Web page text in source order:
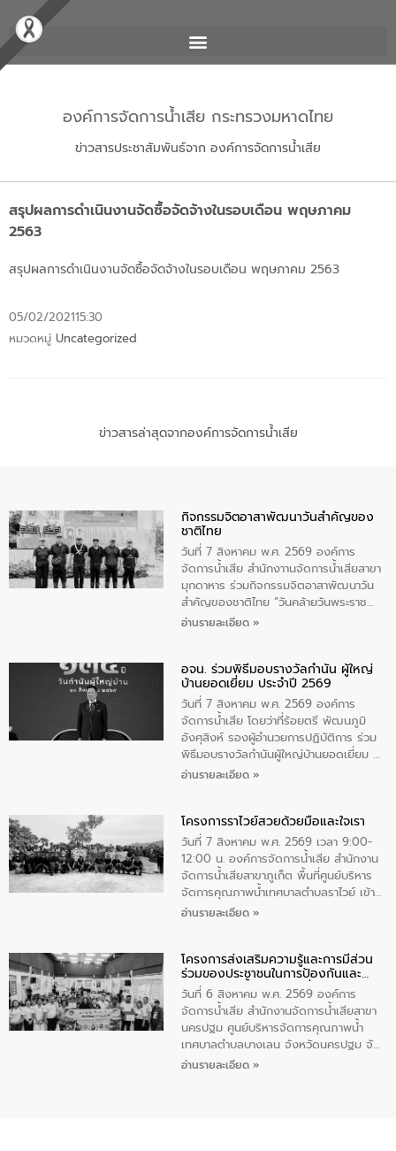
องค์การจัดการน้ำเสีย กระทรวงมหาดไทย
ข่าวสารประชาสัมพันธ์จาก องค์การจัดการน้ำเสีย
สรุปผลการดำเนินงานจัดซื้อจัดจ้างในรอบเดือน พฤษภาคม
2563
สรุปผลการดำเนินงานจัดซื้อจัดจ้างในรอบเดือน พฤษภาคม 2563
05/02/202115:30
หมวดหมู่ Uncategorized
ข่าวสารล่าสุดจากองค์การจัดการน้ำเสีย
กิจกรรมจิตอาสาพัฒนาวันสําคัญของ
ชาติไทย
วันที่ 7 สิงหาคม พ.ศ. 2569 องค์การ
จัดการน้ำเสีย สำนักงาานจัดการน้ำเสียสาขา
มุกดาหาร ร่วมกิจกรรมจิตอาสาพัฒนาวัน
สําคัญของชาติไทย “วันคล้ายวันพระราช
สมภพ สมเด็จพระนางเจ้าสิริกิติ์พระบรม
ทิพย์คำ รองผู้ว่าราชการจังหวัดมุกดาหาร
เป็นประธานในพิธี ณ เรือนจําชั่วคราวนาโสก
ตําบลนาโสก อําเภอเมืองมุกดาหาร จังหวัด
มุกดาหาร โดยในกิจกรรมได้ร่วมปลูกป่า และ
ทําความสะอาดภายในบริเวณ จัดกิจกรรม
เพื่อถวายเป็นพระราชกุศล สมเด็จพระนาง
เจ้าสิริกิติ์พระบรมราชินีนาถ พระบรมราช
อ่านรายละเอียด »
อจน. ร่วมพิธีมอบรางวัลกำนัน ผู้ใหญ่
บ้านยอดเยี่ยม ประจำปี 2569
วันที่ 7 สิงหาคม พ.ศ. 2569 องค์การ
จัดการน้ำเสีย โดยว่าที่ร้อยตรี พัฒนภูมิ
อังศุสิงห์ รองผู้อำนวยการปฏิบัติการ ร่วม
พิธีมอบรางวัลกำนันผู้ใหญ่บ้านยอดเยี่ยม ณ
ทำเนียบรัฐบาล โดยมีนายอนุทิน ชาญวีรกูล
ทองคำและประกาศเกียรติคุณให้แก่ กำนัน
ผู้ใหญ่บ้านยอดเยี่ยม พร้อมกล่าวชื่นชม ให้
โอวาท และมอบนโยบาย
อ่านรายละเอียด »
โครงการราไวย์สวยด้วยมือและใจเรา
วันที่ 7 สิงหาคม พ.ศ. 2569 เวลา 9:00-
12:00 น. องค์การจัดการน้ำเสีย สำนักงาน
จัดการน้ำเสียสาขาภูเก็ต พื้นที่ศูนย์บริหาร
จัดการคุณภาพน้ำเทศบาลตำบลราไวย์ เข้า
ร่วมโครงการราไวย์สวยด้วยมือและใจเรา
ประชาชน ตัวแทนจากโรงแรมต่างๆ ในเขต
เทศบาลตำบลราไวย์ ศูนย์บริหารจัดการ
คุณภาพน้ำเทศบาลตำบลราไวย์ นำโดยนาย
น้อย แก้วเศษ ผู้จัดการสำนักงานจัดการน้ำ
เสียสาขาภูเก็ต พร้อมด้วยเจ้าหน้าที่ จำนวน
5 คน ร่วมทำกิจกรรม ทำความสะอาด
ชายหาดและแหล่งท่องเที่ยว ณ บริเวณ
อ่านรายละเอียด »
โครงการส่งเสริมความรู้และการมีส่วน
ร่วมของประชาชนในการป้องกันและ
แก้ไขปัญหาน้ำเสียอย่างยั่งยืน
วันที่ 6 สิงหาคม พ.ศ. 2569 องค์การ
จัดการน้ำเสีย สำนักงานจัดการน้ำเสียสาขา
นครปฐม ศูนย์บริหารจัดการคุณภาพน้ำ
เทศบาลตำบลบางเลน จังหวัดนครปฐม จัด
กิจกรรมภายใต้โครงการส่งเสริมความรู้และ
อ่านรายละเอียด »